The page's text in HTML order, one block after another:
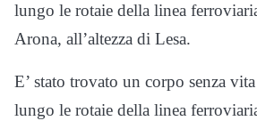
lungo le rotaie della linea
Arona, all’altezza di Lesa.
E’ stato trovato un corpo senza
lungo le rotaie della linea